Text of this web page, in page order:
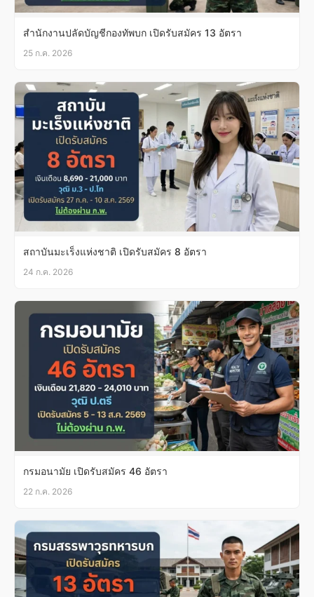
สำนักงานปลัดบัญชีกองทัพบก เปิดรับสมัคร 13 อัตรา
25 ก.ค. 2026
สถาบันมะเร็งแห่งชาติ เปิดรับสมัคร 8 อัตรา
24 ก.ค. 2026
กรมอนามัย เปิดรับสมัคร 46 อัตรา
22 ก.ค. 2026